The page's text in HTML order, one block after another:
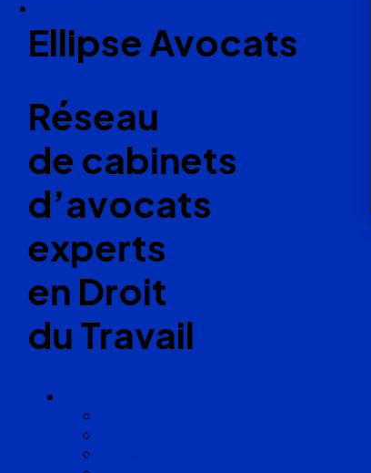
Ellipse Avocats
Réseau
de cabinets
d’avocats
experts
en Droit
du Travail